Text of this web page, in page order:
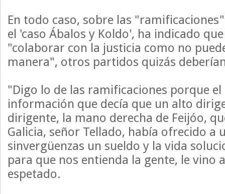
En todo caso, sobre las
el 'caso Ábalos y Koldo', ha indicado que
"colaborar con la justicia como no
manera", otros partidos quizás
"Digo lo de las ramificaciones porque
información que decía que un alto
dirigente, la mano derecha de Feijóo,
Galicia, señor Tellado, había ofrecido a
sinvergüenzas un sueldo y la vida
para que nos entienda la gente, le vino
espetado.